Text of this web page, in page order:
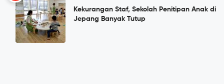
Kekurangan Staf, Sekolah Penitipan Anak di
Jepang Banyak Tutup